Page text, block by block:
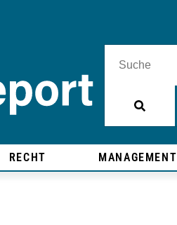
RECHT MANAGEMENT